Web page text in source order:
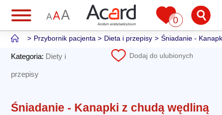
0
Przybornik pacjenta Dieta i przepisy Śniadanie -
Kategoria: Diety i
przepisy
Dodaj do ulubionych
Śniadanie - Kanapki z chudą wędliną